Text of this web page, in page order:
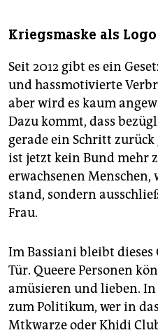
Kriegsmaske als Logo
Seit 2012 gibt es ein
und hassmotivierte
aber wird es kaum
Dazu kommt, dass
gerade ein Schritt zurück
ist jetzt kein Bund mehr
erwachsenen Menschen,
stand, sondern
Frau.
Im Bassiani bleibt dieses
Tür. Queere Personen
amüsieren und lieben.
zum Politikum, wer in
Mtkwarze oder Khidi